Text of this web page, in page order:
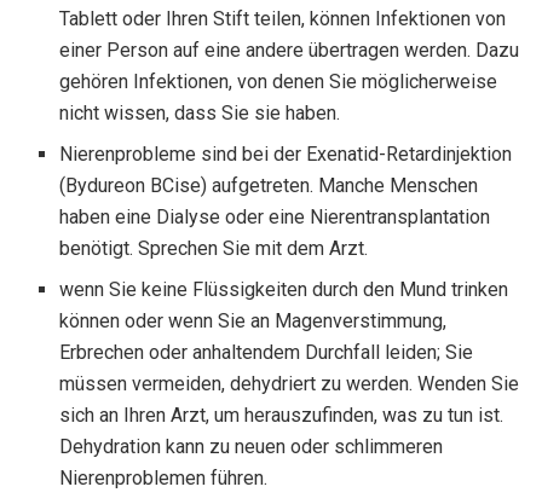
Tablett oder Ihren Stift teilen, können Infektionen von
einer Person auf eine andere übertragen werden. Dazu
gehören Infektionen, von denen Sie möglicherweise
nicht wissen, dass Sie sie haben.
Nierenprobleme sind bei der Exenatid-Retardinjektion
(Bydureon BCise) aufgetreten. Manche Menschen
haben eine Dialyse oder eine Nierentransplantation
benötigt. Sprechen Sie mit dem Arzt.
wenn Sie keine Flüssigkeiten durch den Mund trinken
können oder wenn Sie an Magenverstimmung,
Erbrechen oder anhaltendem Durchfall leiden; Sie
müssen vermeiden, dehydriert zu werden. Wenden Sie
sich an Ihren Arzt, um herauszufinden, was zu tun ist.
Dehydration kann zu neuen oder schlimmeren
Nierenproblemen führen.